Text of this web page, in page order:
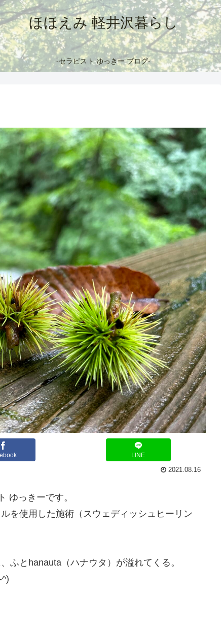
ほほえみ 軽井沢暮らし
-セラピスト ゆっきー ブログ-
LINE
2021.08.16
ゆっきーです。
を使用した施術（スウェディッシュヒーリン
ふとhanauta（ハナウタ）が溢れてくる。